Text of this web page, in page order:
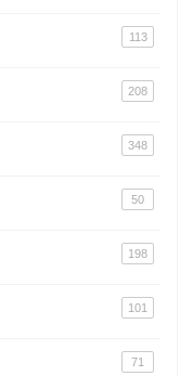
113
208
348
50
198
101
71